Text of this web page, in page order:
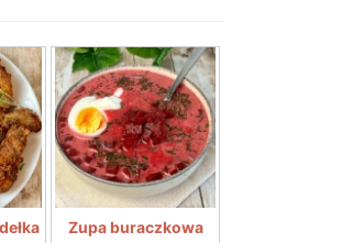
Zupa buraczkowa